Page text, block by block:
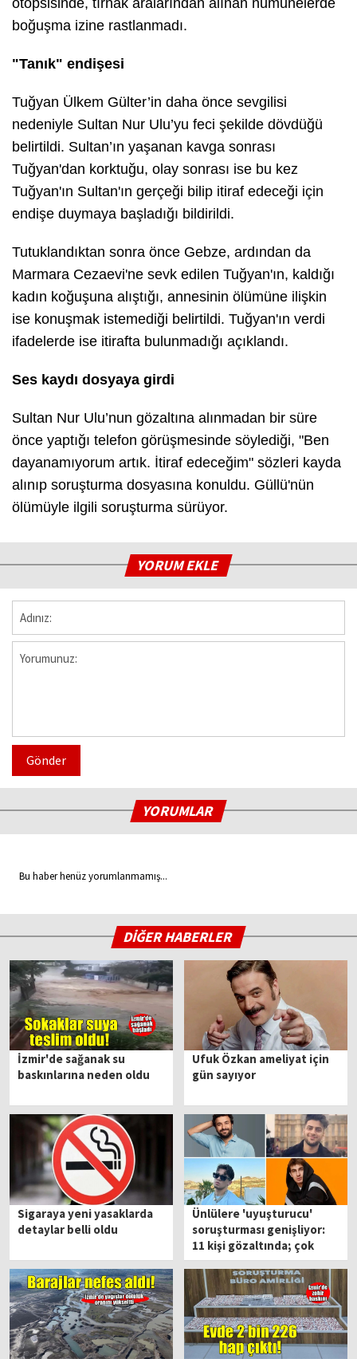
boğuşma izine rastlanmadı.
"Tanık" endişesi
Tuğyan Ülkem Gülter’in daha önce sevgilisi
nedeniyle Sultan Nur Ulu’yu feci şekilde dövdüğü
belirtildi. Sultan’ın yaşanan kavga sonrası
Tuğyan'dan korktuğu, olay sonrası ise bu kez
Tuğyan'ın Sultan'ın gerçeği bilip itiraf edeceği için
endişe duymaya başladığı bildirildi.
Tutuklandıktan sonra önce Gebze, ardından da
Marmara Cezaevi'ne sevk edilen Tuğyan'ın, kaldığı
kadın koğuşuna alıştığı, annesinin ölümüne ilişkin
ise konuşmak istemediği belirtildi. Tuğyan'ın verdi
ifadelerde ise itirafta bulunmadığı açıklandı.
Ses kaydı dosyaya girdi
Sultan Nur Ulu’nun gözaltına alınmadan bir süre
önce yaptığı telefon görüşmesinde söylediği, "Ben
dayanamıyorum artık. İtiraf edeceğim" sözleri kayda
alınıp soruşturma dosyasına konuldu. Güllü'nün
ölümüyle ilgili soruşturma sürüyor.
YORUM EKLE
Gönder
YORUMLAR
Bu haber henüz yorumlanmamış...
DİĞER HABERLER
İzmir'de sağanak su
baskınlarına neden oldu
Ufuk Özkan ameliyat için
gün sayıyor
Sigaraya yeni yasaklarda
detaylar belli oldu
Ünlülere 'uyuşturucu'
soruşturması genişliyor:
11 kişi gözaltında; çok
sayıda isme yakalama
kararı!